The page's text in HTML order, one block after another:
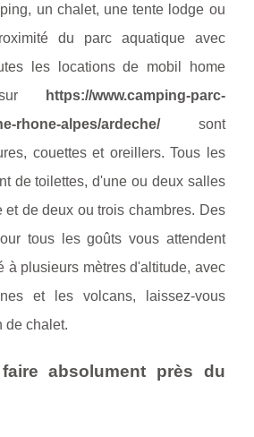
un chalet, une tente lodge ou
du parc aquatique avec
les locations de mobil home
sur
https://www.camping-parc-
rhone-alpes/ardeche/sont
couettes et oreillers. Tous les
de toilettes, d'une ou deux salles
de deux ou trois chambres. Des
tous les goûts vous attendent
à plusieurs mètres d'altitude, avec
et les volcans, laissez-vous
de chalet.
absolument près du